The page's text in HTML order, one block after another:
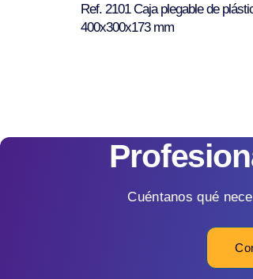
Ref. 2101 Caja plegable de
400x300x173 mm
Cuéntanos qué